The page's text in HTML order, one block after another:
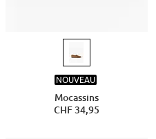
NOUVEAU
Mocassins
CHF 34,95